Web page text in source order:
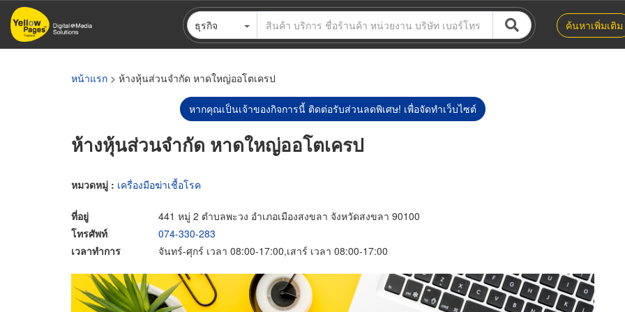
ข้าม
ไป
ธุรกิจ ค้นหาเพิ่มเติม
หน้าแรก > ห้างหุ้นส่วนจำกัด หาดใหญ่ออโตเครป
หากคุณเป็นเจ้าของกิจการนี้ ติดต่อรับส่วนลดพิเศษ! เพื่อจัดทำเว็บไซต์
ห้างหุ้นส่วนจำกัด หาดใหญ่ออโตเครป
หมวดหมู่ : เครื่องมือฆ่าเชื้อโรค
ที่อยู่
441 หมู่ 2 ตำบลพะวง อำเภอเมืองสงขลา จังหวัดสงขลา 90100
โทรศัพท์
074-330-283
เวลาทำการ
จันทร์-ศุกร์ เวลา 08:00-17:00,เสาร์ เวลา 08:00-17:00